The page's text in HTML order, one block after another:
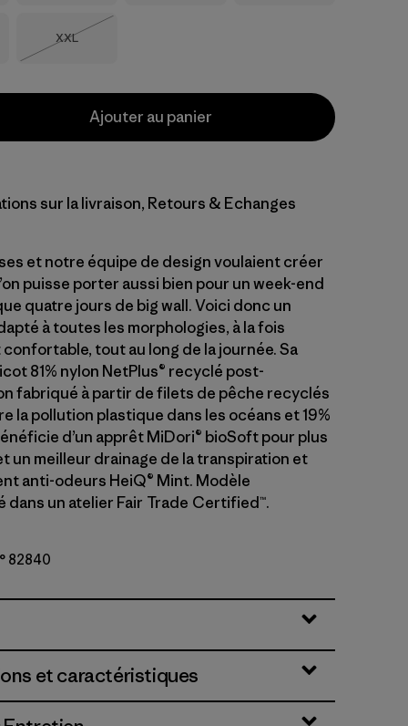
Taille
XXL
Ajouter au panier
sur la livraison, Retours & Echanges
et notre équipe de design voulaient créer
puisse porter aussi bien pour un week-end
quatre jours de big wall. Voici donc un
à toutes les morphologies, à la fois
tout au long de la journée. Sa
81% nylon NetPlus® recyclé post-
fabriqué à partir de filets de pêche recyclés
la pollution plastique dans les océans et 19%
d’un apprêt MiDori® bioSoft pour plus
un meilleur drainage de la transpiration et
anti-odeurs HeiQ® Mint. Modèle
un atelier Fair Trade Certified™.
82840
et caractéristiques